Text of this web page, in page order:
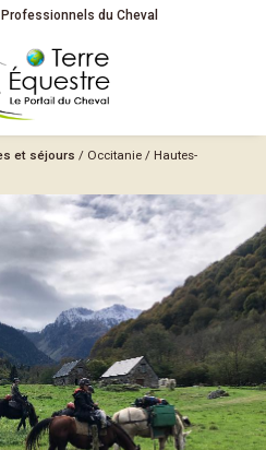
du Cheval
et séjours / Occitanie / Hautes-